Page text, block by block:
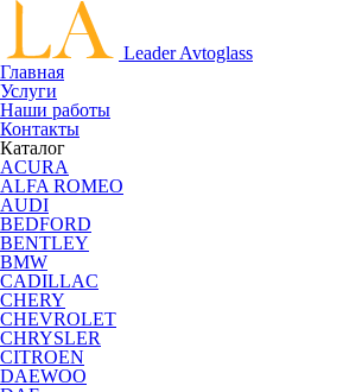
Leader Avtoglass
Главная
Услуги
Наши работы
Контакты
Каталог
ACURA
ALFA ROMEO
AUDI
BEDFORD
BENTLEY
BMW
CADILLAC
CHERY
CHEVROLET
CHRYSLER
CITROEN
DAEWOO